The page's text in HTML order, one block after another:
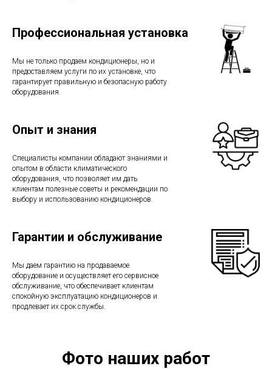
Профессиональная установка
Мы не только продаем кондиционеры, но и
предоставляем услуги по их установке, что
гарантирует правильную и безопасную работу
оборудования.
Опыт и знания
Специалисты компании обладают знаниями и
опытом в области климатического
оборудования, что позволяет им дать
клиентам полезные советы и рекомендации по
выбору и использованию кондиционеров.
Гарантии и обслуживание
Мы даем гарантию на продаваемое
оборудование и осуществляет его сервисное
обслуживание, что обеспечивает клиентам
спокойную эксплуатацию кондиционеров и
продлевает их срок службы.
Фото наших работ